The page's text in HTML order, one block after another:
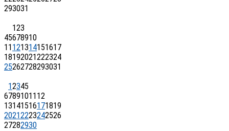
293031
123
45678910
11 121314151617
18192021222324
25262728293031
12345
67891011 12
13141516171819
20212223242526
27282930